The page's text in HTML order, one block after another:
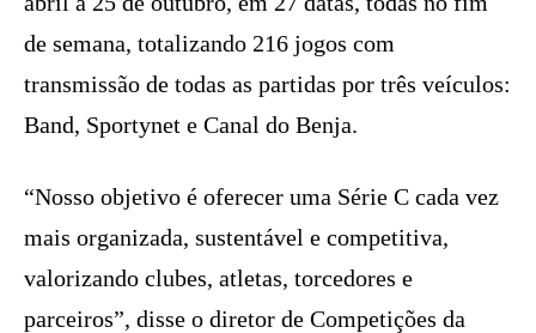
de semana, totalizando 216 jogos com
transmissão de todas as partidas por três veículos:
Band, Sportynet e Canal do Benja.
“Nosso objetivo é oferecer uma Série C cada vez
mais organizada, sustentável e competitiva,
valorizando clubes, atletas, torcedores e
parceiros”, disse o diretor de Competições da